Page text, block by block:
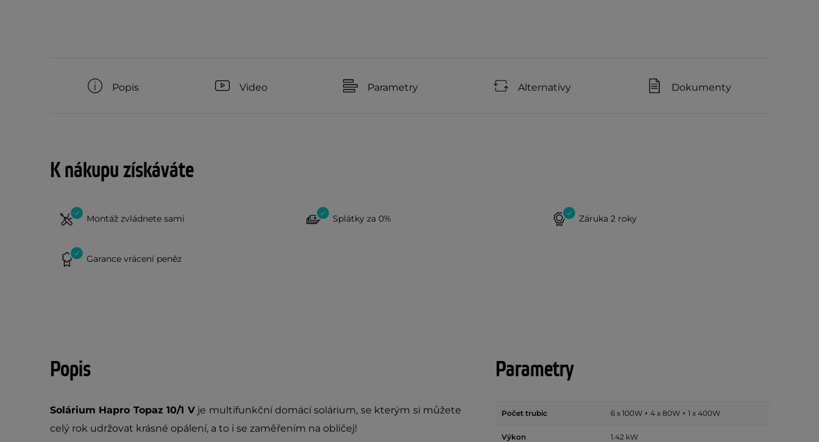
Popis Video Parametry Alternativy Dokumenty
K nákupu získáváte
Montáž zvládnete sami Splátky za 0% Záruka 2 roky
Garance vrácení peněz
Popis
Solárium Hapro Topaz 10/1 Vje multifunkční domácí solárium, se kterým si můžete
celý rok udržovat krásné opálení, a to i se zaměřením na obličej!
Parametry
Počet trubic 6 x 100W + 4 x 80W + 1 x 400W
Výkon 1.42 kW